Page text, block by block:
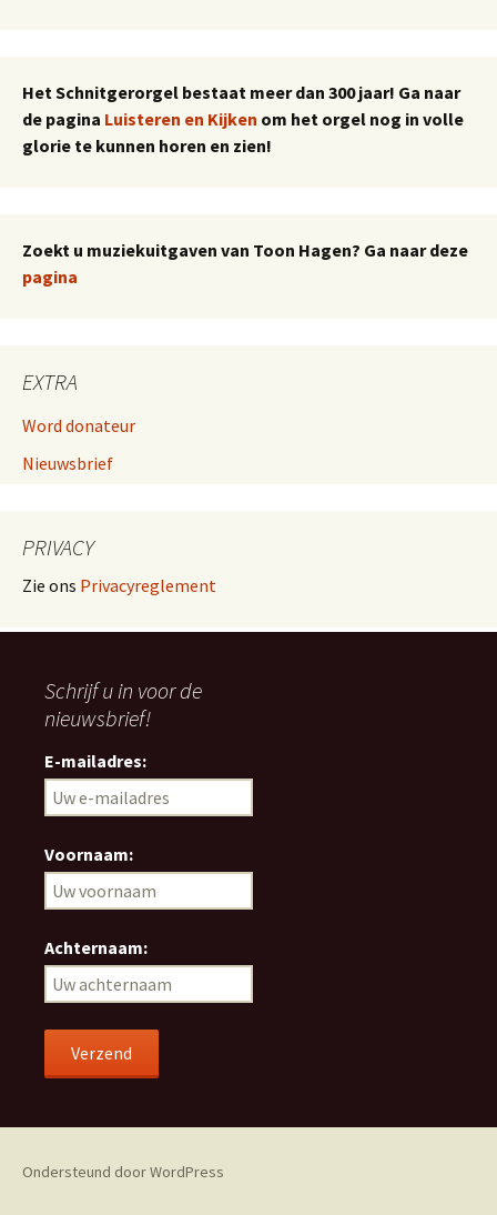
Het Schnitgerorgel bestaat meer dan 300 jaar! Ga naar
de pagina Luisteren en Kijken om het orgel nog in volle
glorie te kunnen horen en zien!
Zoekt u muziekuitgaven van Toon Hagen? Ga naar deze
pagina
EXTRA
Word donateur
Nieuwsbrief
PRIVACY
Zie ons Privacyreglement
Schrijf u in voor de
nieuwsbrief!
E-mailadres:
Voornaam:
Achternaam:
Ondersteund door WordPress